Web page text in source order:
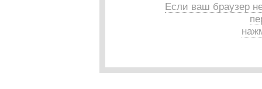
Если ваш браузер